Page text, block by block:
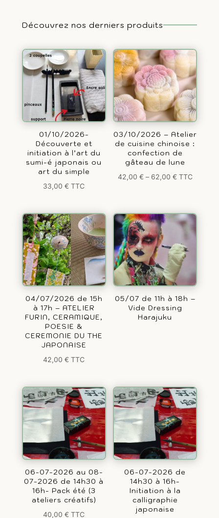
Découvrez nos derniers produits
01/10/2026-
Découverte et
initiation à l’art du
sumi-é japonais ou
art du simple
33,00€ TTC
03/10/2026 – Atelier
de cuisine chinoise :
confection de
gâteau de lune
42,00 €– 62,00 € TTC
04/07/2026 de 15h
à 17h – ATELIER
FURIN, CERAMIQUE,
POESIE &
CEREMONIE DU THE
JAPONAISE
42,00€ TTC
05/07 de 11h à 18h –
Vide Dressing
Harajuku
06-07-2026 au 08-
07-2026 de 14h30 à
16h- Pack été (3
ateliers créatifs)
40,00€ TTC
06-07-2026 de
14h30 à 16h-
Initiation à la
calligraphie
japonaise